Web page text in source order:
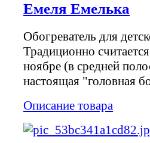
Емеля Емелька
Обогреватель для
Традиционно
ноябре (в средней
настоящая "головная
Описание товара